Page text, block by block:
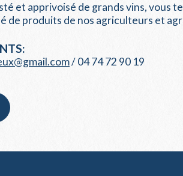
et apprivoisé de grands vins, vous
de produits de nos agriculteurs et
/ 04 74 72 90 19